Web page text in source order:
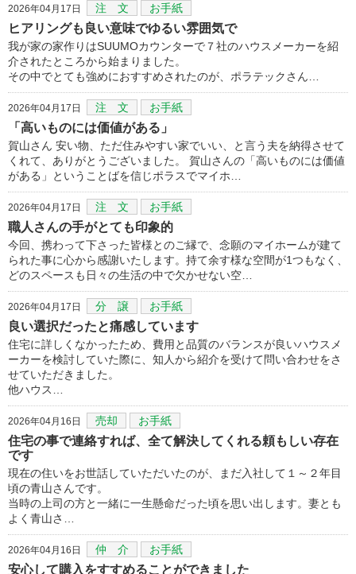
2026年04月17日 注 文 お手紙
ヒアリングも良い意味でゆるい雰囲気で
我が家の家作りはSUUMOカウンターで７社のハウスメーカーを紹
介されたところから始まりました。
その中でとても強めにおすすめされたのが、ポラテックさん…
2026年04月17日 注 文 お手紙
「高いものには価値がある」
賀山さん 安い物、ただ住みやすい家でいい、と言う夫を納得させて
くれて、ありがとうございました。 賀山さんの「高いものには価値
がある」ということばを信じポラスでマイホ…
2026年04月17日 注 文 お手紙
職人さんの手がとても印象的
今回、携わって下さった皆様とのご縁で、念願のマイホームが建て
られた事に心から感謝いたします。持て余す様な空間が1つもなく、
どのスペースも日々の生活の中で欠かせない空…
2026年04月17日 分 譲 お手紙
良い選択だったと痛感しています
住宅に詳しくなかったため、費用と品質のバランスが良いハウスメ
ーカーを検討していた際に、知人から紹介を受けて問い合わせをさ
せていただきました。
他ハウス…
2026年04月16日 売却 お手紙
住宅の事で連絡すれば、全て解決してくれる頼もしい存在
です
現在の住いをお世話していただいたのが、まだ入社して１～２年目
頃の青山さんです。
当時の上司の方と一緒に一生懸命だった頃を思い出します。妻とも
よく青山さ…
2026年04月16日 仲 介 お手紙
安心して購入をすすめることができました